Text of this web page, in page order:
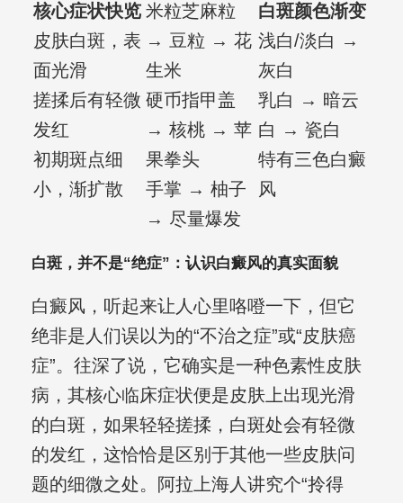
核心症状快览
皮肤白斑，表
面光滑
搓揉后有轻微
发红
初期斑点细
小，渐扩散
米粒芝麻粒
→ 豆粒 → 花
生米
硬币指甲盖
→ 核桃 → 苹
果拳头
手掌 → 柚子
→ 尽量爆发
白斑颜色渐变
浅白/淡白 →
灰白
乳白 → 暗云
白 → 瓷白
特有三色白癜
风
白斑，并不是“绝症”：认识白癜风的真实面貌
白癜风，听起来让人心里咯噔一下，但它
绝非是人们误以为的“不治之症”或“皮肤癌
症”。往深了说，它确实是一种色素性皮肤
病，其核心临床症状便是皮肤上出现光滑
的白斑，如果轻轻搓揉，白斑处会有轻微
的发红，这恰恰是区别于其他一些皮肤问
题的细微之处。阿拉上海人讲究个“拎得